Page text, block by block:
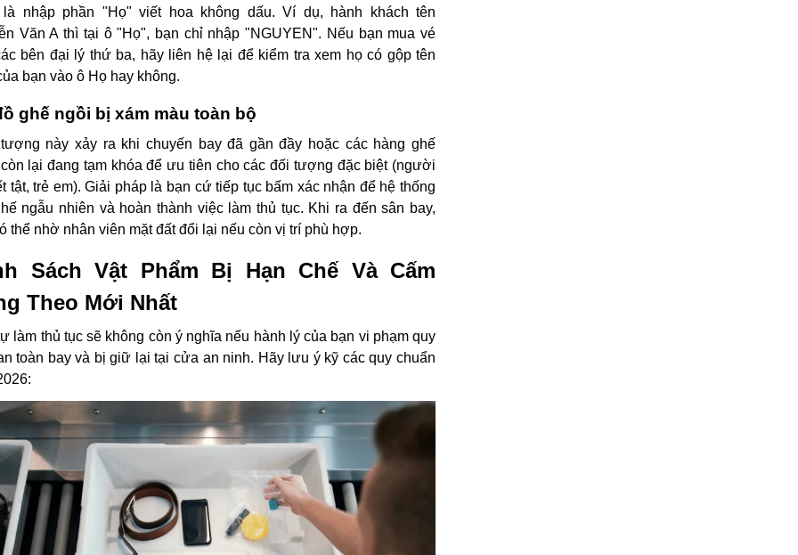
là nhập phần "Họ" viết hoa không dấu. Ví dụ, hành khách tên
Văn A thì tại ô "Họ", bạn chỉ nhập "NGUYEN". Nếu bạn mua vé
bên đại lý thứ ba, hãy liên hệ lại để kiểm tra xem họ có gộp tên
bạn vào ô Họ hay không.
ghế ngồi bị xám màu toàn bộ
này xảy ra khi chuyến bay đã gần đầy hoặc các hàng ghế
lại đang tạm khóa để ưu tiên cho các đối tượng đặc biệt (người
tật, trẻ em). Giải pháp là bạn cứ tiếp tục bấm xác nhận để hệ thống
ngẫu nhiên và hoàn thành việc làm thủ tục. Khi ra đến sân bay,
thể nhờ nhân viên mặt đất đổi lại nếu còn vị trí phù hợp.
Sách Vật Phẩm Bị Hạn Chế Và Cấm
Theo Mới Nhất
làm thủ tục sẽ không còn ý nghĩa nếu hành lý của bạn vi phạm quy
toàn bay và bị giữ lại tại cửa an ninh. Hãy lưu ý kỹ các quy chuẩn